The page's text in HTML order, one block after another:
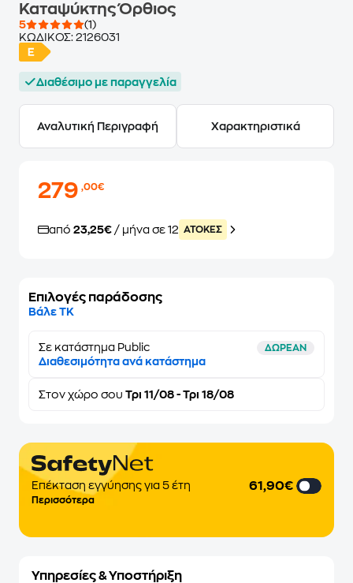
Καταψύκτης Όρθιος
5
(1)
ΚΩΔΙΚΟΣ: 2126031
Διαθέσιμο με παραγγελία
Αναλυτική Περιγραφή Χαρακτηριστικά
279,00€
από 23,25€ / μήνα σε 12 ATOKEΣ
Επιλογές παράδοσης
Βάλε ΤΚ
Σε κατάστημα Public ΔΩΡΕΑΝ
Διαθεσιμότητα ανά κατάστημα
Στον χώρο σου Τρι 11/08 - Τρι 18/08
Επέκταση εγγύησης για 5 έτη
Περισσότερα
61,90€
Υπηρεσίες & Υποστήριξη